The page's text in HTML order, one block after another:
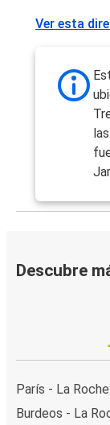
Ver esta
Descubre
París - La
Burdeos - La